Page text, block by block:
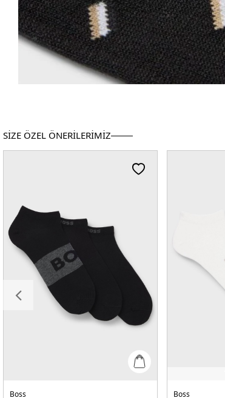
SİZE ÖZEL ÖNERİLERİMİZ
Boss
Boss